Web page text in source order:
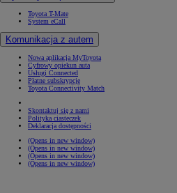
Toyota T-Mate
System eCall
Komunikacja z autem
Nowa aplikacja MyToyota
Cyfrowy opiekun auta
Usługi Connected
Płatne subskrypcje
Toyota Connectivity Match
Skontaktuj się z nami
Polityka ciasteczek
Deklaracja dostępności
(Opens in new window)
(Opens in new window)
(Opens in new window)
(Opens in new window)